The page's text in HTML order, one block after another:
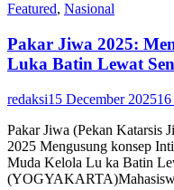
Featured, Nasional
Pakar Jiwa 2025:
Luka Batin Lewat
redaksi15 December 2025
Pakar Jiwa (Pekan Katarsis
2025 Mengusung konsep
Muda Kelola Lu ka Batin